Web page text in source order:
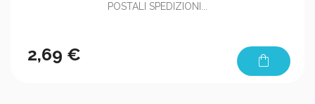
POSTALI SPEDIZIONI...
2,69 € shopping_bag